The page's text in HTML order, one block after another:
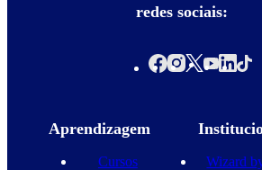
redes sociais:
Aprendizagem
Cursos
Wizard